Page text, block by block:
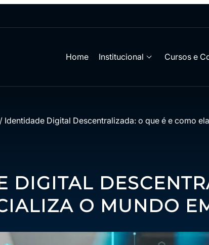
Home Institucional Cursos e
/ Identidade Digital Descentralizada: o que é e como
DIGITAL
O MUNDO